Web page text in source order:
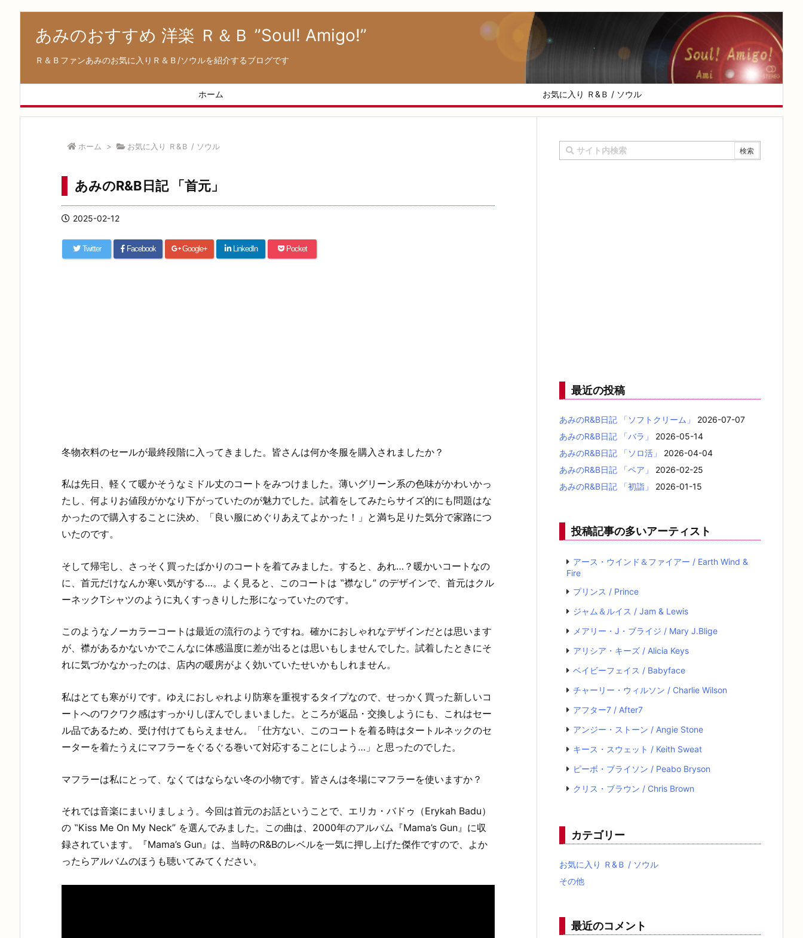
あみのおすすめ 洋楽 Ｒ＆Ｂ ”Soul! Amigo!”
Ｒ＆Ｂファンあみのお気に入りＲ＆Ｂ/ソウルを紹介するブログです
ホーム お気に入り Ｒ&Ｂ / ソウル
ホーム > お気に入り Ｒ&Ｂ / ソウル
あみのR&B日記 「首元」
2025-02-12
Twitter Facebook Google+ LinkedIn Pocket
冬物衣料のセールが最終段階に入ってきました。皆さんは何か冬服を購入されましたか？
私は先日、軽くて暖かそうなミドル丈のコートをみつけました。薄いグリーン系の色味がかわいかっ
たし、何よりお値段がかなり下がっていたのが魅力でした。試着をしてみたらサイズ的にも問題はな
かったので購入することに決め、「良い服にめぐりあえてよかった！」と満ち足りた気分で家路につ
いたのです。
そして帰宅し、さっそく買ったばかりのコートを着てみました。すると、あれ…？暖かいコートなの
に、首元だけなんか寒い気がする…。よく見ると、このコートは ‟襟なし” のデザインで、首元はクル
ーネックTシャツのように丸くすっきりした形になっていたのです。
このようなノーカラーコートは最近の流行のようですね。確かにおしゃれなデザインだとは思います
が、襟があるかないかでこんなに体感温度に差が出るとは思いもしませんでした。試着したときにそ
れに気づかなかったのは、店内の暖房がよく効いていたせいかもしれません。
私はとても寒がりです。ゆえにおしゃれより防寒を重視するタイプなので、せっかく買った新しいコ
ートへのワクワク感はすっかりしぼんでしまいました。ところが返品・交換しようにも、これはセー
ル品であるため、受け付けてもらえません。「仕方ない、このコートを着る時はタートルネックのセ
ーターを着たうえにマフラーをぐるぐる巻いて対応することにしよう…」と思ったのでした。
マフラーは私にとって、なくてはならない冬の小物です。皆さんは冬場にマフラーを使いますか？
それでは音楽にまいりましょう。今回は首元のお話ということで、エリカ・バドゥ（Erykah Badu）
の ‟Kiss Me On My Neck” を選んでみました。この曲は、2000年のアルバム『Mama’s Gun』に収
録されています。『Mama’s Gun』は、当時のR&Bのレベルを一気に押し上げた傑作ですので、よか
ったらアルバムのほうも聴いてみてください。
最近の投稿
あみのR&B日記 「ソフトクリーム」
2026-07-07
あみのR&B日記 「バラ」
2026-05-14
あみのR&B日記 「ソロ活」
2026-04-04
あみのR&B日記 「ペア」
2026-02-25
あみのR&B日記 「初詣」
2026-01-15
投稿記事の多いアーティスト
アース・ウインド＆ファイアー / Earth Wind &
Fire
プリンス / Prince
ジャム＆ルイス / Jam & Lewis
メアリー・J・ブライジ / Mary J.Blige
アリシア・キーズ / Alicia Keys
ベイビーフェイス / Babyface
チャーリー・ウィルソン / Charlie Wilson
アフター7 / After7
アンジー・ストーン / Angie Stone
キース・スウェット / Keith Sweat
ピーボ・ブライソン / Peabo Bryson
クリス・ブラウン / Chris Brown
カテゴリー
お気に入り Ｒ&Ｂ / ソウル
その他
最近のコメント